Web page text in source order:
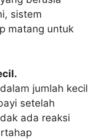
sistem
matang untuk
jumlah kecil
setelah
ada reaksi